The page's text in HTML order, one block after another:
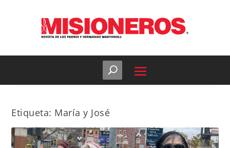
Etiqueta: María y José